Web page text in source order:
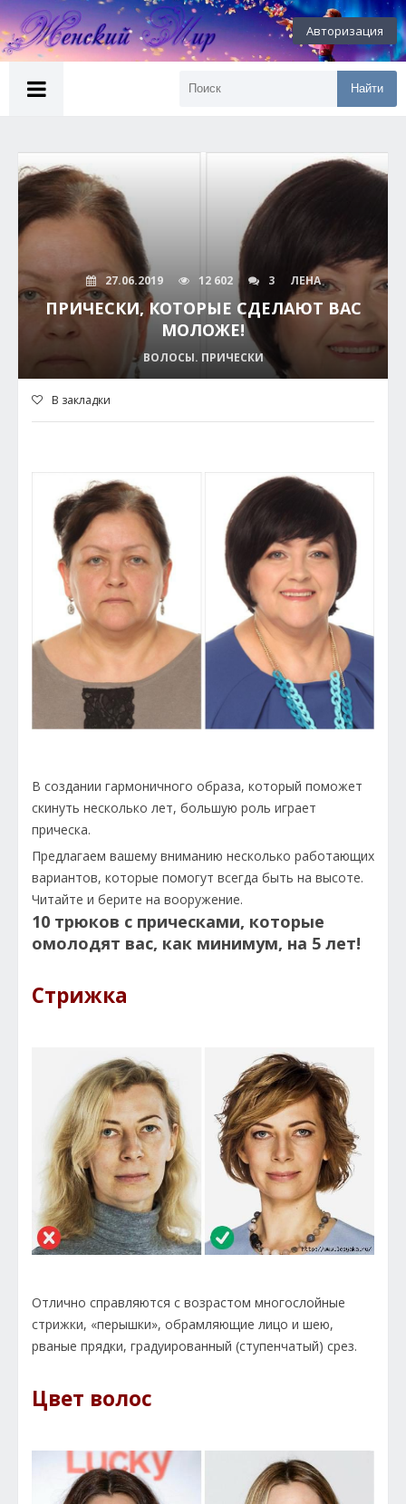
Авторизация
Найти
27.06.2019 12 602 3 ЛЕНА
ПРИЧЕСКИ, КОТОРЫЕ СДЕЛАЮТ ВАС
МОЛОЖЕ!
ВОЛОСЫ. ПРИЧЕСКИ
В закладки
В создании гармоничного образа, который поможет
скинуть несколько лет, большую роль играет
прическа.
Предлагаем вашему вниманию несколько работающих
вариантов, которые помогут всегда быть на высоте.
Читайте и берите на вооружение.
10 трюков с прическами, которые
омолодят вас, как минимум, на 5 лет!
Стрижка
Отлично справляются с возрастом многослойные
стрижки, «перышки», обрамляющие лицо и шею,
рваные прядки, градуированный (ступенчатый) срез.
Цвет волос